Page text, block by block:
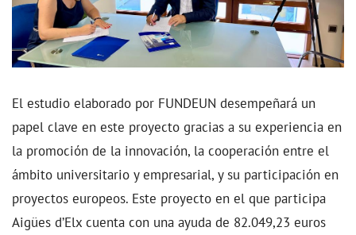
El estudio elaborado por FUNDEUN desempeñará un
papel clave en este proyecto gracias a su experiencia en
la promoción de la innovación, la cooperación entre el
ámbito universitario y empresarial, y su participación en
proyectos europeos. Este proyecto en el que participa
Aigües d’Elx cuenta con una ayuda de 82.049,23 euros